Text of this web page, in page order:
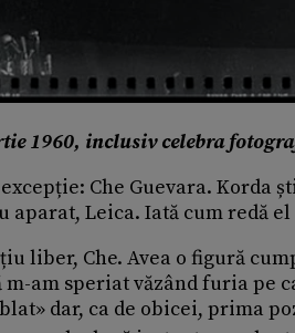
1960, inclusiv celebra
Che Guevara. Korda
Leica. Iată cum redă el
liber, Che. Avea o figură
am speriat văzând furia pe
dar, ca de obicei, prima